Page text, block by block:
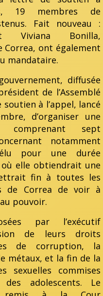
19 membres de
Fait nouveau :
Viviana Bonilla,
Correa, ont également
mandataire.
diffusée
de l’Assemblé
à l’appel, lancé
d’organiser une
comprenant sept
notamment
pour une durée
elle obtiendrait une
fin à toutes les
de Correa de voir à
pouvoir.
par l’exécutif
de leurs droits
de corruption, la
métaux, et la fin de la
sexuelles commises
adolescents. Le